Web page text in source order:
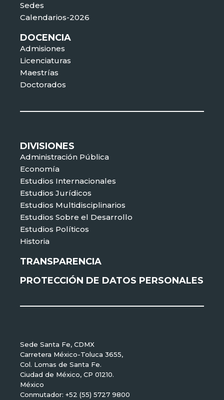
Sedes
Calendarios-2026
DOCENCIA
Admisiones
Licenciaturas
Maestrías
Doctorados
DIVISIONES
Administración Pública
Economía
Estudios Internacionales
Estudios Jurídicos
Estudios Multidisciplinarios
Estudios Sobre el Desarrollo
Estudios Políticos
Historia
TRANSPARENCIA
PROTECCIÓN DE DATOS PERSONALES
Sede Santa Fe, CDMX
Carretera México-Toluca 3655,
Col. Lomas de Santa Fe.
Ciudad de México, CP 01210.
México
Conmutador: +52 (55) 5727 9800